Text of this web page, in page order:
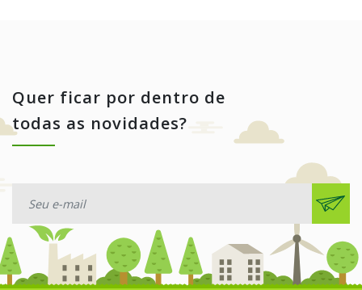
Quer ficar por dentro de
todas as novidades?